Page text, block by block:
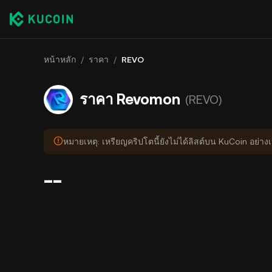
หน้าหลัก / ราคา / REVO
ราคา Revomon (REVO)
หมายเหตุ: เหรียญคริปโตนี้ยังไม่ได้ลิสต์บน KuCoin อย่าง
--